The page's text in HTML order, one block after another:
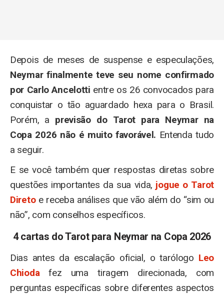
Depois de meses de suspense e especulações,
Neymar finalmente teve seu nome confirmado
por Carlo Ancelotti entre os 26 convocados para
conquistar o tão aguardado hexa para o Brasil.
Porém, a previsão do Tarot para Neymar na
Copa 2026 não é muito favorável. Entenda tudo
a seguir.
E se você também quer respostas diretas sobre
questões importantes da sua vida, jogue o Tarot
Diretoe receba análises que vão além do “sim ou
não”, com conselhos específicos.
4 cartas do Tarot para Neymar na Copa 2026
Dias antes da escalação oficial, o tarólogo Leo
Chioda fez uma tiragem direcionada, com
perguntas específicas sobre diferentes aspectos